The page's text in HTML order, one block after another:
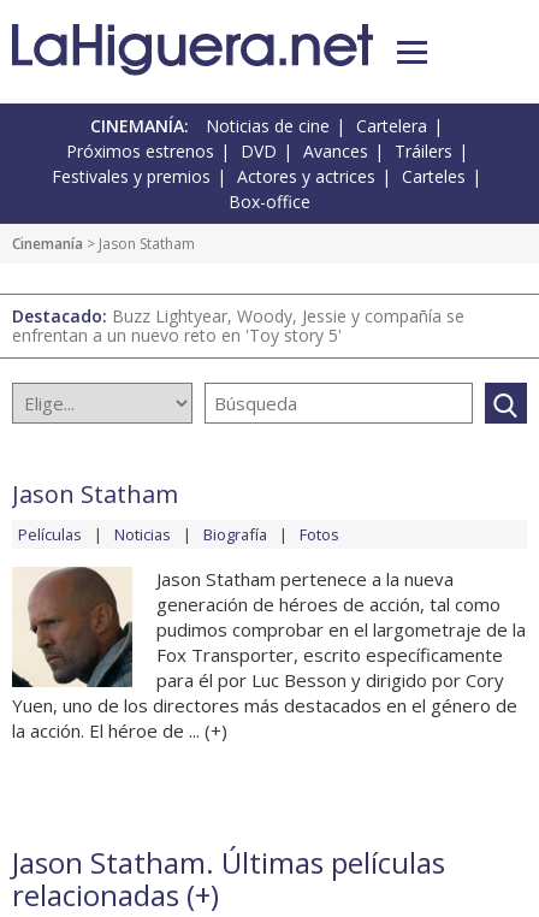
CINEMANÍA: Noticias de cine
Cartelera
Próximos estrenos
DVD Avances
Tráilers
Festivales y premios
Actores y actrices
Carteles
Box-office
Cinemanía > Jason Statham
Destacado: Buzz Lightyear, Woody, Jessie y compañía se
enfrentan a un nuevo reto en 'Toy story 5'
Jason Statham
Películas Noticias Biografía Fotos
Jason Statham pertenece a la nueva
generación de héroes de acción, tal como
pudimos comprobar en el largometraje de la
Fox Transporter, escrito específicamente
para él por Luc Besson y dirigido por Cory
Yuen, uno de los directores más destacados en el género de
la acción. El héroe de ... (+)
Jason Statham. Últimas películas
relacionadas (+)